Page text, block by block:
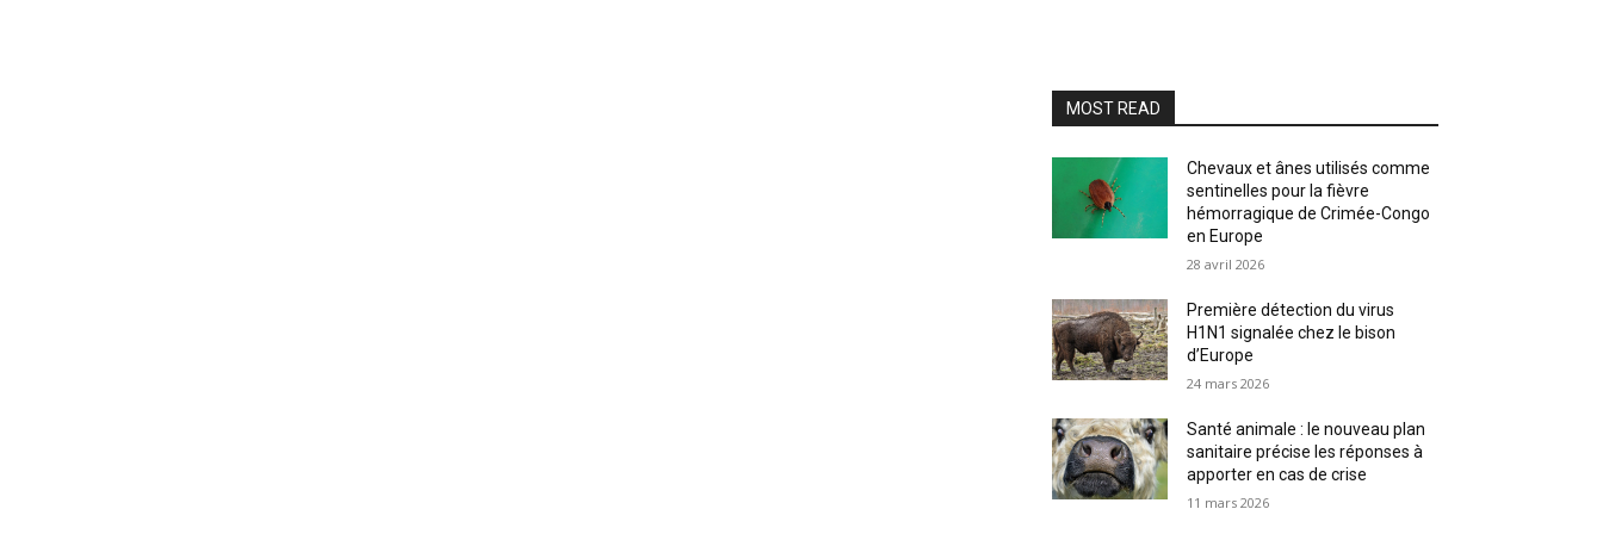
MOST READ
Chevaux et ânes utilisés comme
sentinelles pour la fièvre
hémorragique de Crimée-Congo
en Europe
28 avril 2026
Première détection du virus
H1N1 signalée chez le bison
d’Europe
24 mars 2026
Santé animale : le nouveau plan
sanitaire précise les réponses à
apporter en cas de crise
11 mars 2026